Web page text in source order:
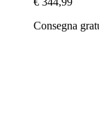
Consegna